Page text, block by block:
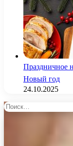
Праздничное
Новый год
24.10.2025
Найти: